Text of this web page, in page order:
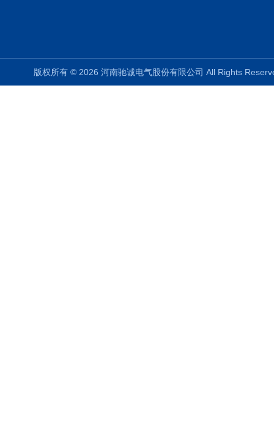
版权所有 © 2026 河南驰诚电气股份有限公司 All Rights